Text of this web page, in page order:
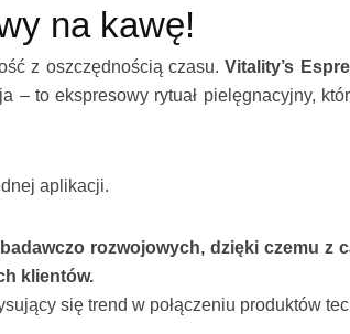
na kawę!
z oszczędnością czasu.Vitality’s
– to ekspresowy rytuał pielęgnacyjny,
aplikacji.
rozwojowych, dzięki czemu z
klientów.
się trend w połączeniu produktów